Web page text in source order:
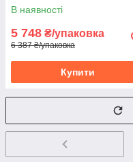
В наявності
5 748 ₴/упаковка
6 387 ₴/упаковка
Купити